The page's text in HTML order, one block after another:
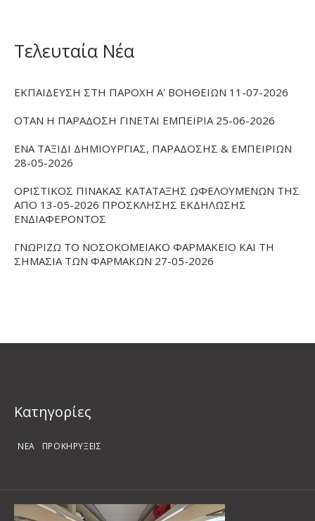
Τελευταία Νέα
ΕΚΠΑΙΔΕΥΣΗ ΣΤΗ ΠΑΡΟΧΗ Α' ΒΟΗΘΕΙΩΝ 11-07-2026
ΟΤΑΝ Η ΠΑΡΑΔΟΣΗ ΓΙΝΕΤΑΙ ΕΜΠΕΙΡΙΑ 25-06-2026
ΕΝΑ ΤΑΞΙΔΙ ΔΗΜΙΟΥΡΓΙΑΣ, ΠΑΡΑΔΟΣΗΣ & ΕΜΠΕΙΡΙΩΝ
28-05-2026
ΟΡΙΣΤΙΚΟΣ ΠΙΝΑΚΑΣ ΚΑΤΑΤΑΞΗΣ ΩΦΕΛΟΥΜΕΝΩΝ ΤΗΣ
ΑΠΟ 13-05-2026 ΠΡΟΣΚΛΗΣΗΣ ΕΚΔΗΛΩΣΗΣ
ΕΝΔΙΑΦΕΡΟΝΤΟΣ
ΓΝΩΡΙΖΩ ΤΟ ΝΟΣΟΚΟΜΕΙΑΚΟ ΦΑΡΜΑΚΕΙΟ ΚΑΙ ΤΗ
ΣΗΜΑΣΙΑ ΤΩΝ ΦΑΡΜΑΚΩΝ 27-05-2026
Kατηγορίες
ΝΕΑ ΠΡΟΚΗΡΥΞΕΙΣ